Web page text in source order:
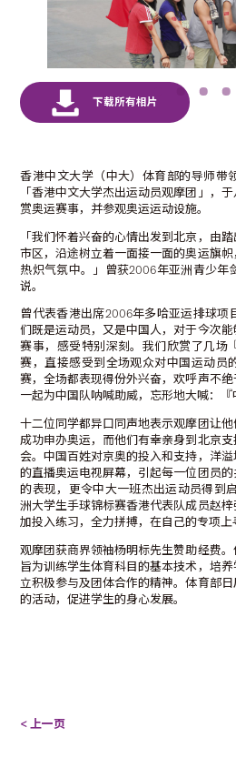
香港中文大学（中大）体育部的导师带
「香港中文大学杰出运动员观摩团」，
赏奥运赛事，并参观奥运运动设施。
「我们怀着兴奋的心情出发到北京，由
市区，沿途树立着一面接一面的奥运旗
热炽气氛中。」曾获2006年亚洲青少年
说。
曾代表香港出席2006年多哈亚运排球项
们既是运动员，又是中国人，对于今次
赛事，感受特别深刻。我们欣赏了几场
赛，直接感受到全场观众对中国运动员
赛，全场都表现得份外兴奋，欢呼声不
一起为中国队呐喊助威，忘形地大喊：『
十二位同学都异口同声地表示观摩团让
成功申办奥运，而他们有幸亲身到北京
会。中国百姓对京奥的投入和支持，洋
的直播奥运电视屏幕，引起每一位团员
的表现，更令中大一班杰出运动员得到
洲大学生手球锦标赛香港代表队成员赵
加投入练习，全力拼搏，在自己的专项上
观摩团获商界领袖杨明标先生赞助经费
旨为训练学生体育科目的基本技术，培
立积极参与及团体合作的精神。体育部
的活动，促进学生的身心发展。
< 上一页